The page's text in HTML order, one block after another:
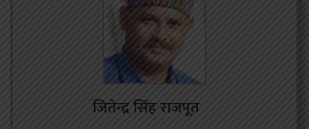
जितेन्द्र सिंह राजपूत